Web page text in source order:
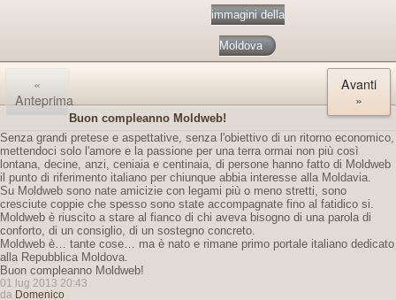
immagini della
Moldova
«
Anteprima
Avanti
»
Buon compleanno Moldweb!
Senza grandi pretese e aspettative, senza l'obiettivo di un ritorno economico,
mettendoci solo l'amore e la passione per una terra ormai non più così
lontana, decine, anzi, ceniaia e centinaia, di persone hanno fatto di Moldweb
il punto di riferimento italiano per chiunque abbia interesse alla Moldavia.
Su Moldweb sono nate amicizie con legami più o meno stretti, sono
cresciute coppie che spesso sono state accompagnate fino al fatidico si.
Moldweb è riuscito a stare al fianco di chi aveva bisogno di una parola di
conforto, di un consiglio, di un sostegno concreto.
Moldweb è… tante cose… ma è nato e rimane primo portale italiano dedicato
alla Repubblica Moldova.
Buon compleanno Moldweb!
01 lug 2013 20:43
da Domenico